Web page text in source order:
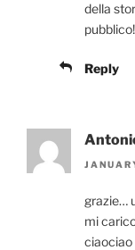
della
Reply
grazie…
mi
ciaociao